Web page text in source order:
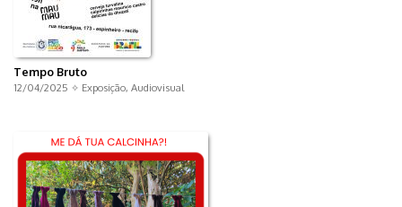
Tempo Bruto
12/04/2025 ✧ Exposição, Audiovisual